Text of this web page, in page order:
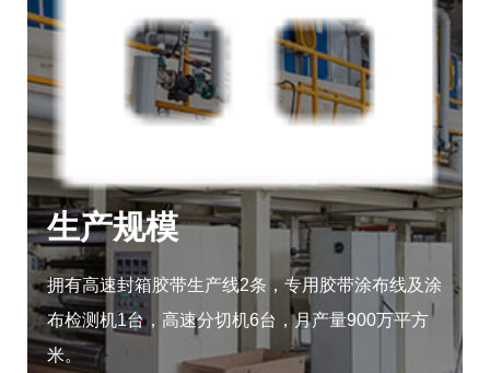
生产规模
拥有高速封箱胶带生产线2条，专用胶带涂布线及涂
布检测机1台，高速分切机6台，月产量900万平方
米。